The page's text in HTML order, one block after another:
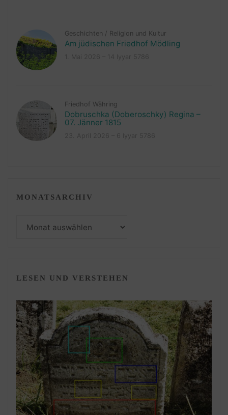
Geschichten / Religion und Kultur
Am jüdischen Friedhof Mödling
Friedhof Währing
Dobruschka (Doberoschky) Regina –
07. Jänner 1815
MONATSARCHIV
LESEN UND VERSTEHEN